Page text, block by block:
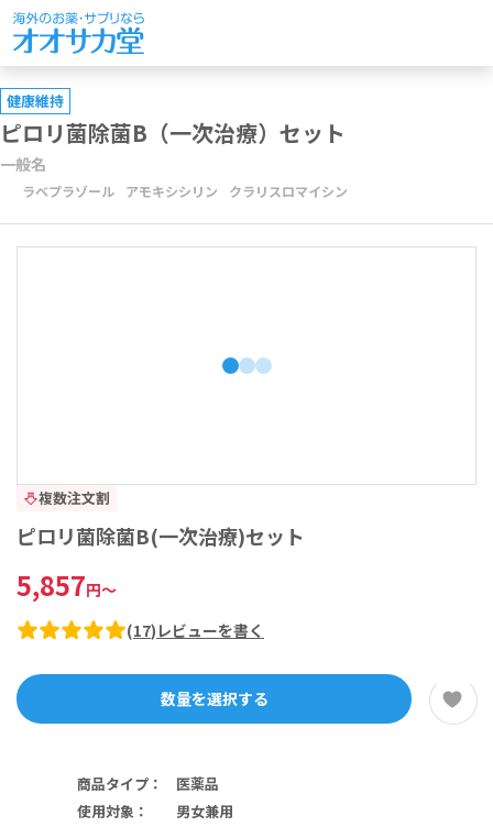
健康維持
ピロリ菌除菌B（一次治療）セット
一般名
ラベプラゾール アモキシシリン クラリスロマイシン
複数注文割
ピロリ菌除菌B(一次治療)セット
5,857円～
(17) レビューを書く
数量を選択する
商品タイプ ：
医薬品
使用対象 ：
男女兼用